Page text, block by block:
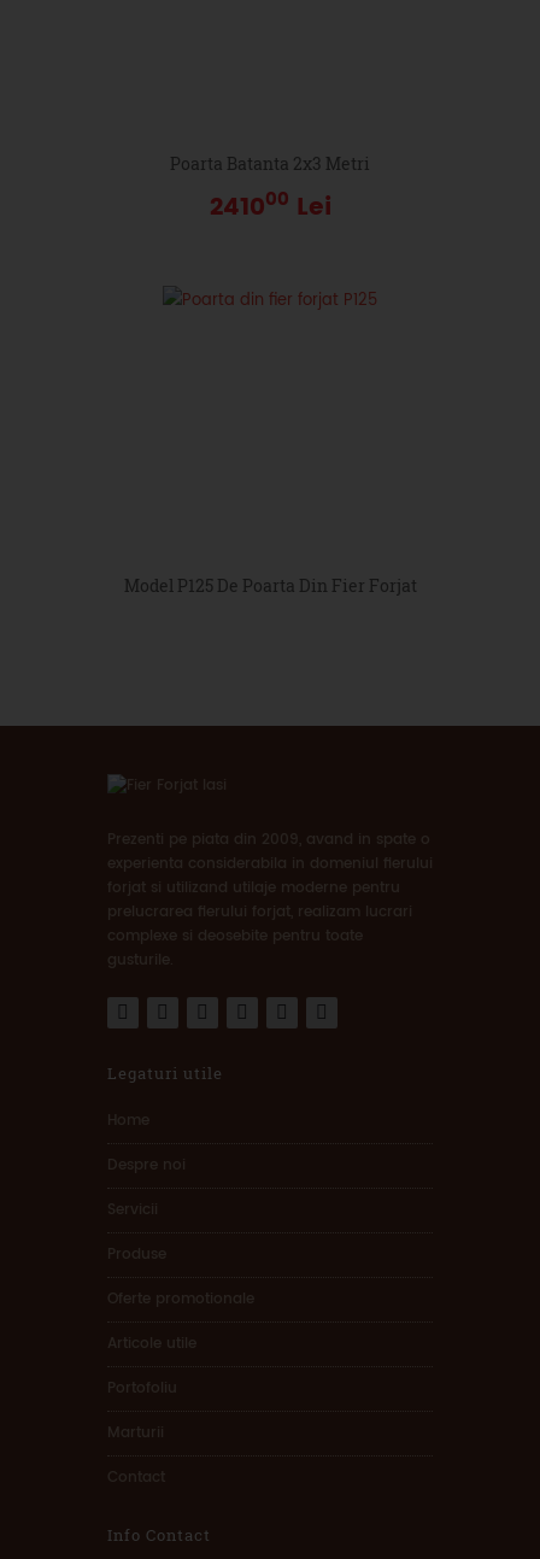
Poarta Batanta 2x3 Metri
241000 Lei
Model P125 De Poarta Din Fier Forjat
Prezenti pe piata din 2009, avand in spate o
experienta considerabila in domeniul fierului
forjat si utilizand utilaje moderne pentru
prelucrarea fierului forjat, realizam lucrari
complexe si deosebite pentru toate
gusturile.
Legaturi utile
Home
Despre noi
Servicii
Produse
Oferte promotionale
Articole utile
Portofoliu
Marturii
Contact
Info Contact